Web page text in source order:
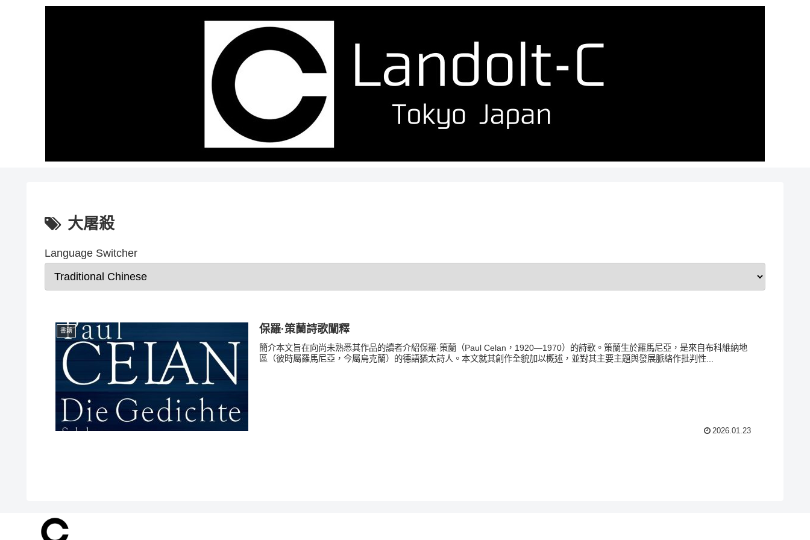
大屠殺
Language Switcher
書籍 保羅·策蘭詩歌闡釋
簡介本文旨在向尚未熟悉其作品的讀者介紹保羅·策蘭（Paul Celan，1920—1970）的詩歌。策蘭生於羅馬尼亞，是來自布科維納地
區（彼時屬羅馬尼亞，今屬烏克蘭）的德語猶太詩人。本文就其創作全貌加以概述，並對其主要主題與發展脈絡作批判性...
2026.01.23